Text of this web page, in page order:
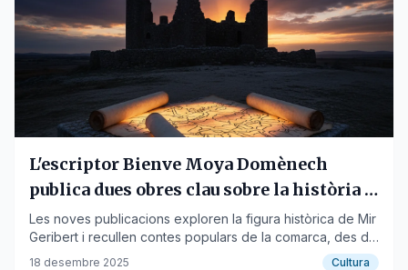
L'escriptor Bienve Moya Domènech
publica dues obres clau sobre la història i
el folklore del Penedès
Les noves publicacions exploren la figura històrica de Mir
Geribert i recullen contes populars de la comarca, des de
la costa fins a l'interior.
18 desembre 2025 Cultura